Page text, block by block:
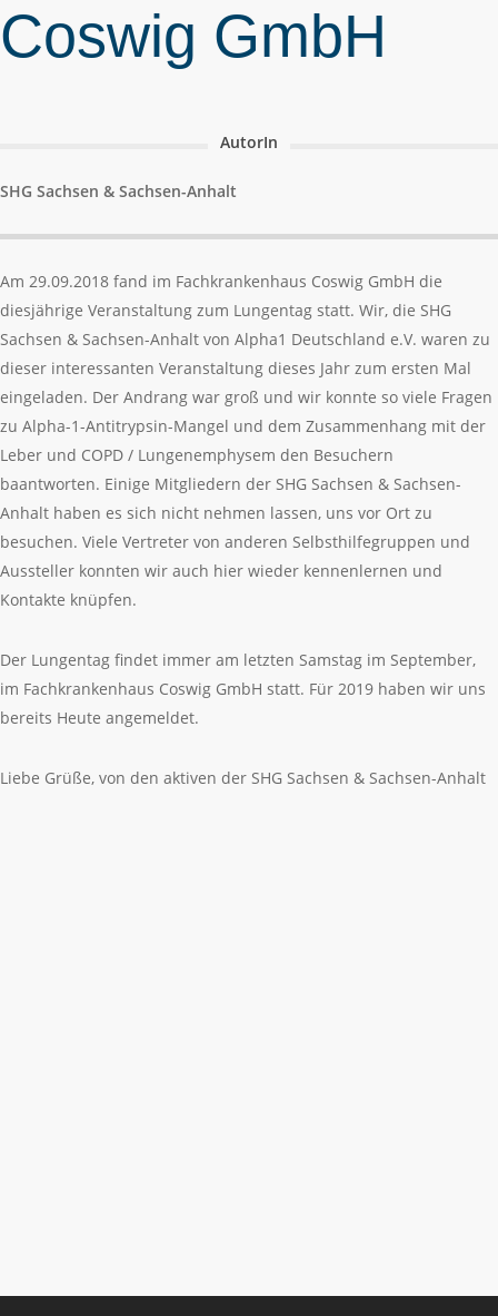
Coswig GmbH
AutorIn
SHG Sachsen & Sachsen-Anhalt
Am 29.09.2018 fand im Fachkrankenhaus Coswig GmbH die
diesjährige Veranstaltung zum Lungentag statt. Wir, die SHG
Sachsen & Sachsen-Anhalt von Alpha1 Deutschland e.V. waren zu
dieser interessanten Veranstaltung dieses Jahr zum ersten Mal
eingeladen. Der Andrang war groß und wir konnte so viele Fragen
zu Alpha-1-Antitrypsin-Mangel und dem Zusammenhang mit der
Leber und COPD / Lungenemphysem den Besuchern
baantworten. Einige Mitgliedern der SHG Sachsen & Sachsen-
Anhalt haben es sich nicht nehmen lassen, uns vor Ort zu
besuchen. Viele Vertreter von anderen Selbsthilfegruppen und
Aussteller konnten wir auch hier wieder kennenlernen und
Kontakte knüpfen.
Der Lungentag findet immer am letzten Samstag im September,
im Fachkrankenhaus Coswig GmbH statt. Für 2019 haben wir uns
bereits Heute angemeldet.
Liebe Grüße, von den aktiven der SHG Sachsen & Sachsen-Anhalt